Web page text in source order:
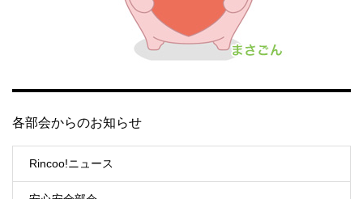
各部会からのお知らせ
Rincoo!ニュース